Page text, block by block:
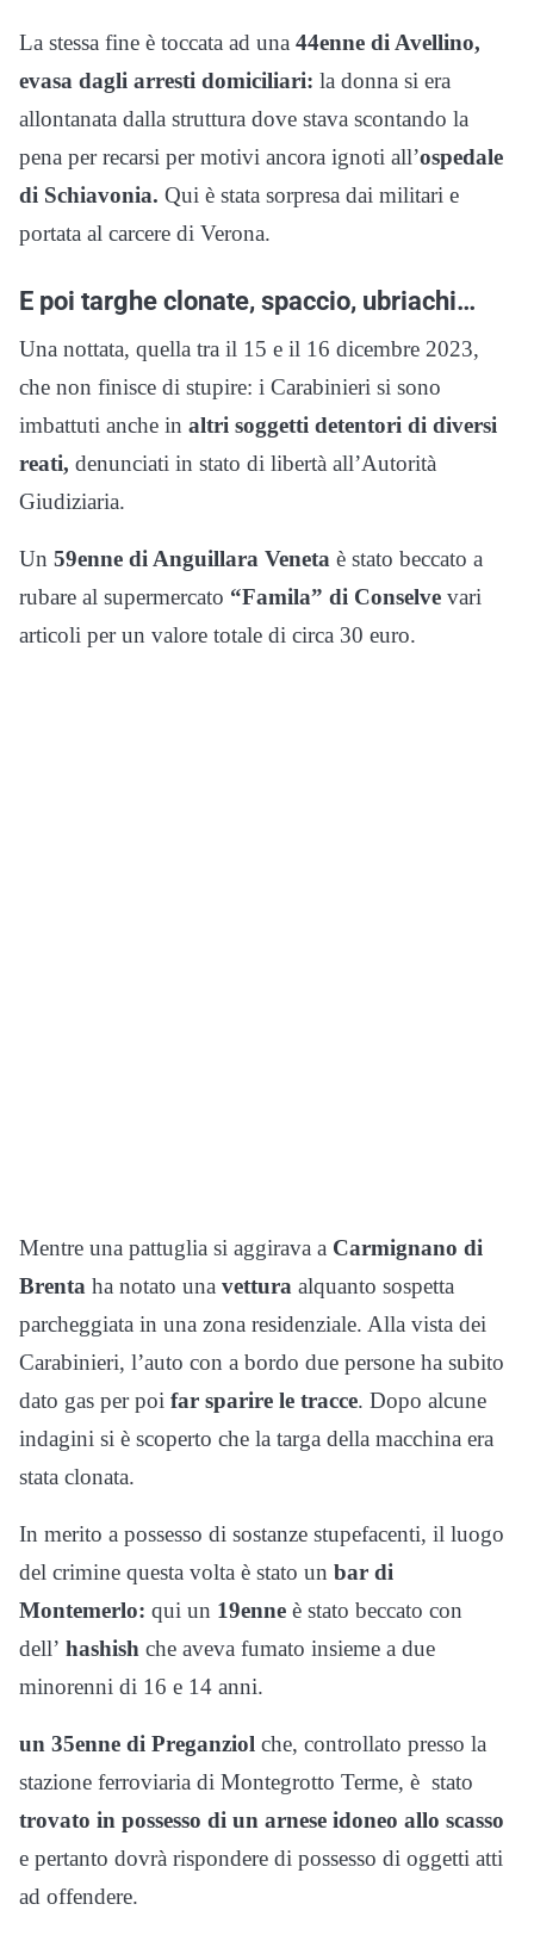
La stessa fine è toccata ad una 44enne di Avellino,
evasa dagli arresti domiciliari: la donna si era
allontanata dalla struttura dove stava scontando la
pena per recarsi per motivi ancora ignoti all’ospedale
di Schiavonia. Qui è stata sorpresa dai militari e
portata al carcere di Verona.
E poi targhe clonate, spaccio, ubriachi…
Una nottata, quella tra il 15 e il 16 dicembre 2023,
che non finisce di stupire: i Carabinieri si sono
imbattuti anche in altri soggetti detentori di diversi
reati, denunciati in stato di libertà all’Autorità
Giudiziaria.
Un 59enne di Anguillara Veneta è stato beccato a
rubare al supermercato “Famila” di Conselve vari
articoli per un valore totale di circa 30 euro.
Mentre una pattuglia si aggirava a Carmignano di
Brenta ha notato una vettura alquanto sospetta
parcheggiata in una zona residenziale. Alla vista dei
Carabinieri, l’auto con a bordo due persone ha subito
dato gas per poi far sparire le tracce. Dopo alcune
indagini si è scoperto che la targa della macchina era
stata clonata.
In merito a possesso di sostanze stupefacenti, il luogo
del crimine questa volta è stato un bar di
Montemerlo: qui un 19enne è stato beccato con
dell’ hashish che aveva fumato insieme a due
minorenni di 16 e 14 anni.
un 35enne di Preganziol che, controllato presso la
stazione ferroviaria di Montegrotto Terme, è stato
trovato in possesso di un arnese idoneo allo scasso
e pertanto dovrà rispondere di possesso di oggetti atti
ad offendere.